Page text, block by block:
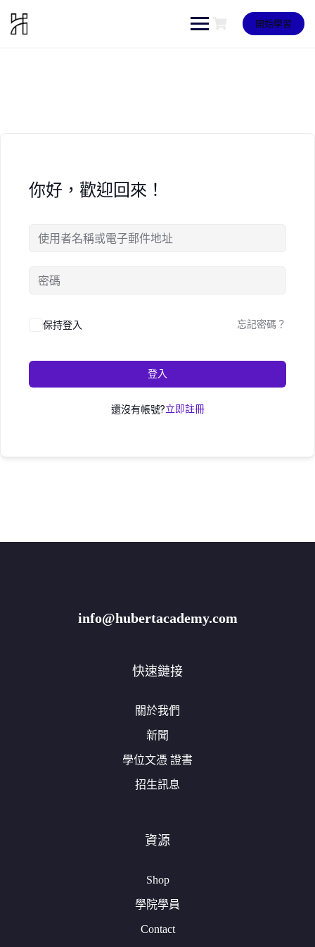
content
開始學習
你好，歡迎回來！
保持登入 忘記密碼？
登入
還沒有帳號?立即註冊
info@hubertacademy.com
快速鏈接
關於我們
新聞
學位文憑 證書
招生訊息
資源
Shop
學院學員
Contact